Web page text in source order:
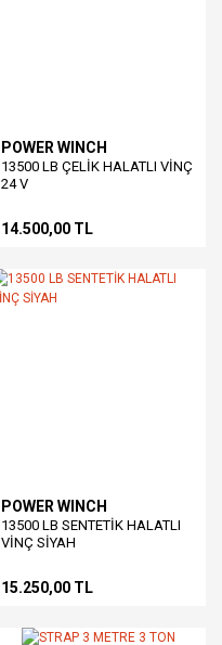
POWER WINCH
13500 LB ÇELİK HALATLI VİNÇ
24 V
14.500,00 TL
POWER WINCH
13500 LB SENTETİK HALATLI
VİNÇ SİYAH
15.250,00 TL